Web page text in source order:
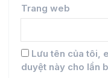
Trang web
Lưu tên của tôi,
duyệt này cho lần